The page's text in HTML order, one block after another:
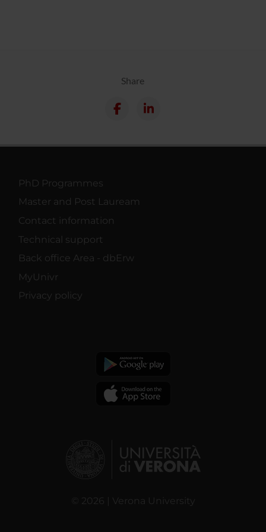
Share
PhD Programmes
Master and Post Lauream
Contact information
Technical support
Back office Area - dbErw
MyUnivr
Privacy policy
© 2026 | Verona University